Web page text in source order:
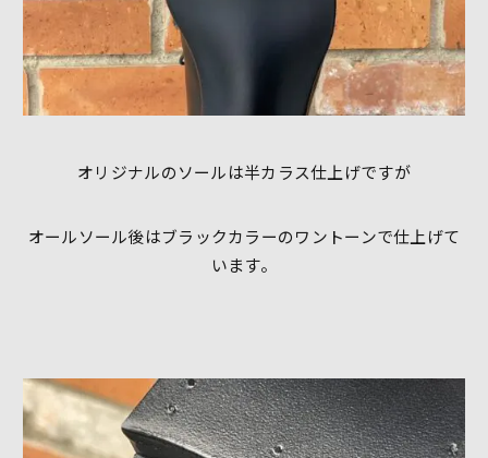
オリジナルのソールは半カラス仕上げですが
オールソール後はブラックカラーのワントーンで仕上げて
います。